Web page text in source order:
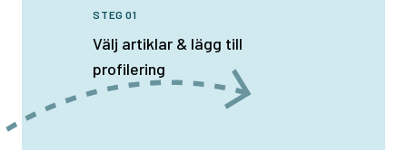
STEG 01
Välj artiklar & lägg till
profilering